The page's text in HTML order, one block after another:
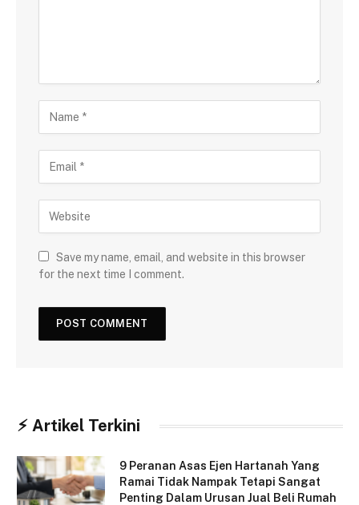
Save my name, email, and website in this browser
for the next time I comment.
⚡︎ Artikel Terkini
9 Peranan Asas Ejen Hartanah Yang
Ramai Tidak Nampak Tetapi Sangat
Penting Dalam Urusan Jual Beli Rumah